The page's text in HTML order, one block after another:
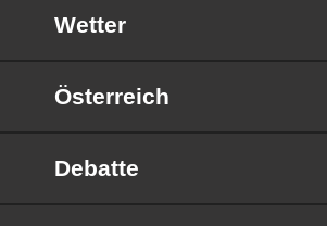
Wetter
Österreich
Debatte